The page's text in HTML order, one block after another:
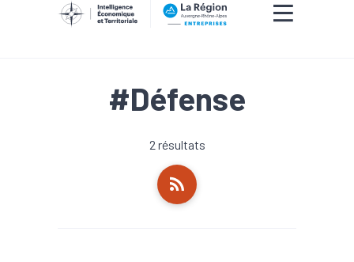
#Défense
2 résultats